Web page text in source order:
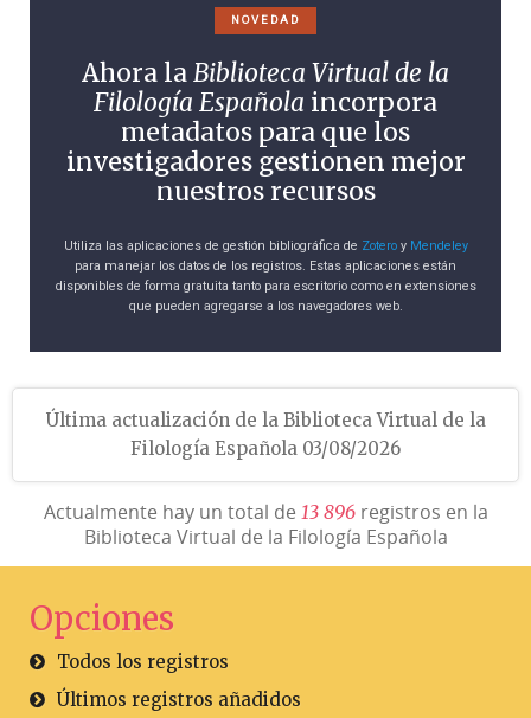
NOVEDAD
Ahora laBiblioteca Virtual de la
Filología Española incorpora
metadatos para que los
investigadores gestionen mejor
nuestros recursos
Utiliza las aplicaciones de gestión bibliográfica de Zoteroy Mendeley
para manejar los datos de los registros. Estas aplicaciones están
disponibles de forma gratuita tanto para escritorio como en extensiones
que pueden agregarse a los navegadores web.
Última actualización de la Biblioteca Virtual de la
Filología Española 03/08/2026
Actualmente hay un total de 13 896registros en la
Biblioteca Virtual de la Filología Española
Opciones
Todos los registros
Últimos registros añadidos